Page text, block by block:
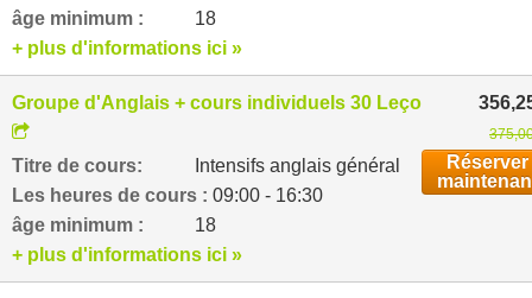
âge minimum :
18
+ plus d'informations ici »
Groupe d'Anglais + cours individuels 30 Leçons par
Titre de cours:
Intensifs anglais général
Les heures de cours : 09:00 - 16:30
âge minimum :
18
Réserver
+ plus d'informations ici »